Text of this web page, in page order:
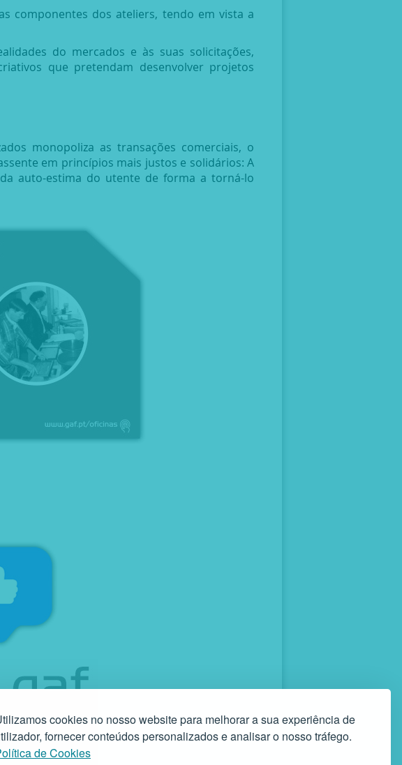
cookies no nosso website para melhorar a sua experiência de
fornecer conteúdos personalizados e analisar o nosso tráfego.
de Cookies
componentes dos ateliers, tendo em vista a
do mercados e às suas solicitações,
que pretendam desenvolver projetos
monopoliza as transações comerciais, o
em princípios mais justos e solidários: A
auto-estima do utente de forma a torná-lo